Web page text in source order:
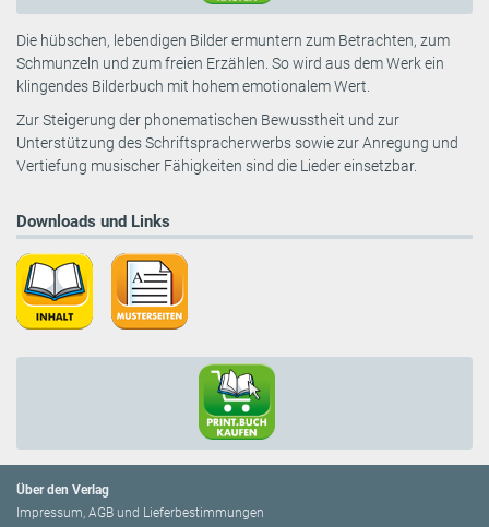
Die hübschen, lebendigen Bilder ermuntern zum Betrachten, zum
Schmunzeln und zum freien Erzählen. So wird aus dem Werk ein
klingendes Bilderbuch mit hohem emotionalem Wert.
Zur Steigerung der phonematischen Bewusstheit und zur
Unterstützung des Schriftspracherwerbs sowie zur Anregung und
Vertiefung musischer Fähigkeiten sind die Lieder einsetzbar.
Downloads und Links
Über den Verlag
Impressum, AGB und Lieferbestimmungen